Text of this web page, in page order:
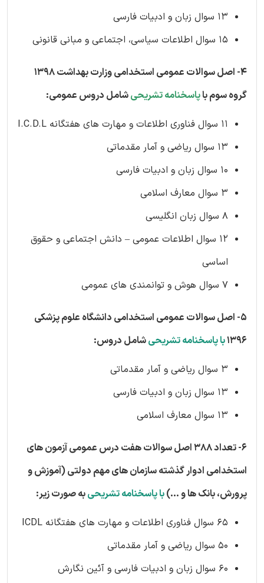
13 سوال زبان و ادبیات فارسی
15 سوال اطلاعات سیاسی، اجتماعی و مبانی قانونی
4- اصل سوالات عمومی استخدامی وزارت بهداشت 1398
گروه سوم باپاسخنامه تشریحیشامل دروس عمومی:
11 سوال فناوری اطلاعات و مهارت های هفتگانه I.C.D.L
13 سوال ریاضی و آمار مقدماتی
10 سوال زبان و ادبیات فارسی
3 سوال معارف اسلامی
8 سوال زبان انگلیسی
12 سوال اطلاعات عمومی – دانش اجتماعی و حقوق
اساسی
7 سوال هوش و توانمندی های عمومی
5- اصل سوالات عمومی استخدامی دانشگاه علوم پزشکی
1396با پاسخنامه تشریحیشامل دروس:
3 سوال ریاضی و آمار مقدماتی
13 سوال زبان و ادبیات فارسی
13 سوال معارف اسلامی
6-
تعداد 388 اصل سوالات هفت درس عمومی آزمون های
استخدامی ادوار گذشته سازمان های مهم دولتی (آموزش و
پرورش، بانک ها و ...)با پاسخنامه تشریحیبه صورت زیر:
65 سوال فناوری اطلاعات و مهارت های هفتگانه ICDL
50 سوال ریاضی و آمار مقدماتی
60 سوال زبان و ادبیات فارسی و آئین نگارش